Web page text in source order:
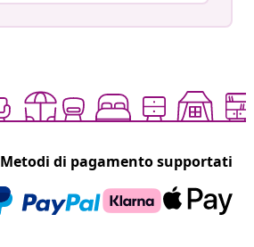
Metodi di pagamento supportati